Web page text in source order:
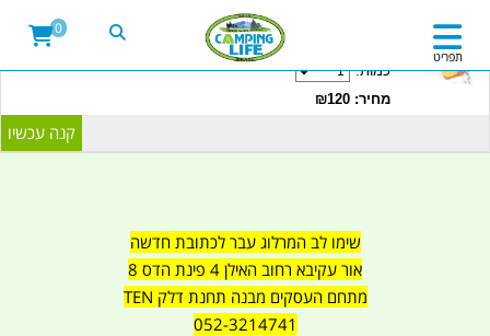
20LITRE WATER CONTAINER WITH TAP
CAMPINGLIFE ISRAEL קמפינג לייף
כמות:
מחיר: ₪120
שימו לב המרלוג עבר לכתובת חדשה
אור עקיבא רחוב האילן 4 פינת הדס 8
מתחם העסקים מבנה תחנת דלק TEN
052-3214741
תפריט
0